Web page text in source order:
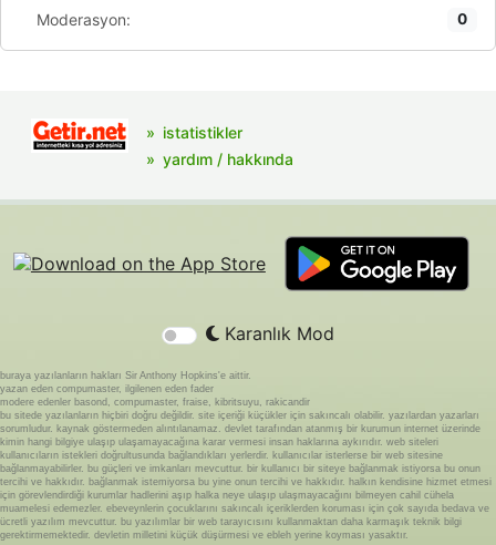
Moderasyon: 0
istatistikler
yardım / hakkında
Karanlık Mod
buraya yazılanların hakları Sir Anthony Hopkins'e aittir.
yazan eden compumaster, ilgilenen eden fader
modere edenler basond, compumaster, fraise, kibritsuyu, rakicandir
bu sitede yazılanların hiçbiri doğru değildir. site içeriği küçükler için sakıncalı olabilir. yazılardan yazarları
sorumludur. kaynak göstermeden alıntılanamaz. devlet tarafından atanmış bir kurumun internet üzerinde
kimin hangi bilgiye ulaşıp ulaşamayacağına karar vermesi insan haklarına aykırıdır. web siteleri
kullanıcıların istekleri doğrultusunda bağlandıkları yerlerdir. kullanıcılar isterlerse bir web sitesine
bağlanmayabilirler. bu güçleri ve imkanları mevcuttur. bir kullanıcı bir siteye bağlanmak istiyorsa bu onun
tercihi ve hakkıdır. bağlanmak istemiyorsa bu yine onun tercihi ve hakkıdır. halkın kendisine hizmet etmesi
için görevlendirdiği kurumlar hadlerini aşıp halka neye ulaşıp ulaşmayacağını bilmeyen cahil cühela
muamelesi edemezler. ebeveynlerin çocuklarını sakıncalı içeriklerden koruması için çok sayıda bedava ve
ücretli yazılım mevcuttur. bu yazılımlar bir web tarayıcısını kullanmaktan daha karmaşık teknik bilgi
gerektirmemektedir. devletin milletini küçük düşürmesi ve ebleh yerine koyması yasaktır.